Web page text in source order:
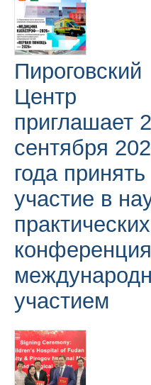
Пироговский
Центр
приглашает
сентября
года принять
участие в
практических
участием